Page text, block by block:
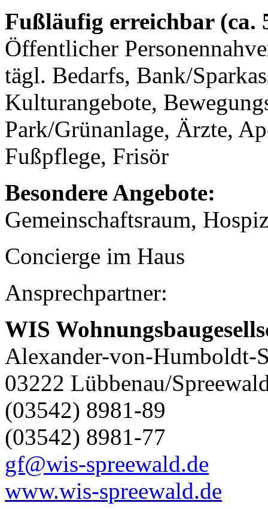
Fußläufig erreichbar (ca.
Öffentlicher
tägl. Bedarfs, Bank/
Kulturangebote,
Park/Grünanlage, Ärzte,
Fußpflege, Frisör
Besondere Angebote:
Gemeinschaftsraum,
Concierge im Haus
Ansprechpartner:
WIS
Alexander-von-Humboldt-
03222 Lübbenau/
(03542) 8981-89
(03542) 8981-77
gf@wis-spreewald.de
www.wis-spreewald.de